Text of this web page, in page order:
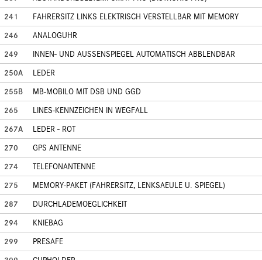
241
FAHRERSITZ LINKS ELEKTRISCH VERSTELLBAR MIT MEMORY
246
ANALOGUHR
249
INNEN- UND AUSSENSPIEGEL AUTOMATISCH ABBLENDBAR
250A
LEDER
255B
MB-MOBILO MIT DSB UND GGD
265
LINES-KENNZEICHEN IN WEGFALL
267A
LEDER - ROT
270
GPS ANTENNE
274
TELEFONANTENNE
275
MEMORY-PAKET (FAHRERSITZ, LENKSAEULE U. SPIEGEL)
287
DURCHLADEMOEGLICHKEIT
294
KNIEBAG
299
PRESAFE